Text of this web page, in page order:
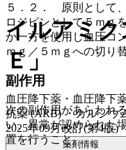
５．２． 原則として
ロジピンとして５ｍｇ
か一方を使用し血圧コ
ｍｇ／５ｍｇへの切り
副作用
次の副作用があらわれ
い、異常が認められた
置を行うこと。
イルアミク
Ｅ」
血圧降下薬・血圧降下
抗薬 (ARB) ・カルシウ
2025年09月改訂(第4版)
薬剤情報